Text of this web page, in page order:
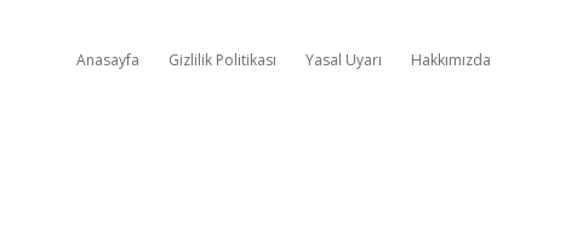
Anasayfa Gizlilik Politikası Yasal Uyarı Hakkımızda